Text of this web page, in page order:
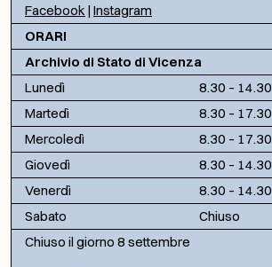
Facebook | Instagram
ORARI
Archivio di Stato di Vicenza
Lunedì
8.30 – 14.30
Martedì
8.30 – 17.30
Mercoledì
8.30 – 17.30
Giovedì
8.30 – 14.30
Venerdì
8.30 – 14.30
Sabato
Chiuso
Chiuso il giorno 8 settembre